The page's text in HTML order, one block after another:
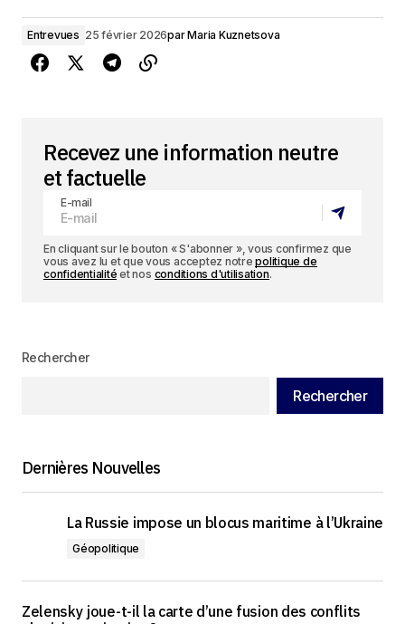
Entrevues 25 février 2026parMaria Kuznetsova
Recevez une information neutre
et factuelle
E-mail
En cliquant sur le bouton « S'abonner », vous confirmez que
vous avez lu et que vous acceptez notrepolitique de
confidentialité et nos conditions d'utilisation.
Rechercher
Rechercher
Dernières Nouvelles
La Russie impose un blocus maritime à l’Ukraine
Géopolitique
Zelensky joue-t-il la carte d’une fusion des conflits